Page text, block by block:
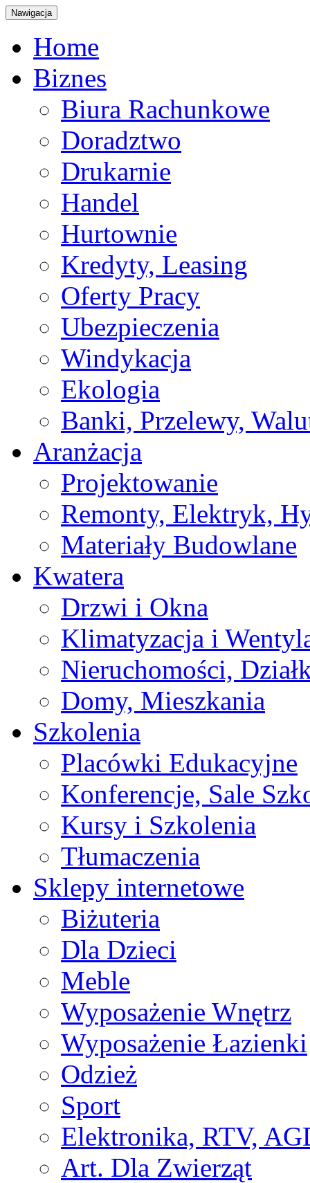
Nawigacja
Home
Biznes
Biura Rachunkowe
Doradztwo
Drukarnie
Handel
Hurtownie
Kredyty, Leasing
Oferty Pracy
Ubezpieczenia
Windykacja
Ekologia
Banki, Przelewy,
Aranżacja
Projektowanie
Remonty, Elektryk,
Materiały Budowlane
Kwatera
Drzwi i Okna
Klimatyzacja i
Nieruchomości,
Domy, Mieszkania
Szkolenia
Placówki Edukacyjne
Konferencje, Sale
Kursy i Szkolenia
Tłumaczenia
Sklepy internetowe
Biżuteria
Dla Dzieci
Meble
Wyposażenie Wnętrz
Wyposażenie Łazienki
Odzież
Sport
Elektronika, RTV,
Art. Dla Zwierząt